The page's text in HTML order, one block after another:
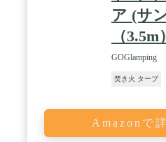
ア (サ
（3.5m
GOGlamping
焚き火 タープ
Amazonで